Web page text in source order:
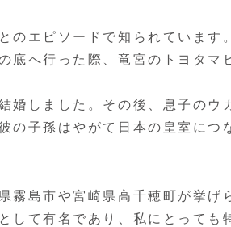
のエピソードで知られています
底へ行った際、竜宮のトヨタマ
婚しました。その後、息子のウ
の子孫はやがて日本の皇室につ
霧島市や宮崎県高千穂町が挙げ
して有名であり、私にとっても